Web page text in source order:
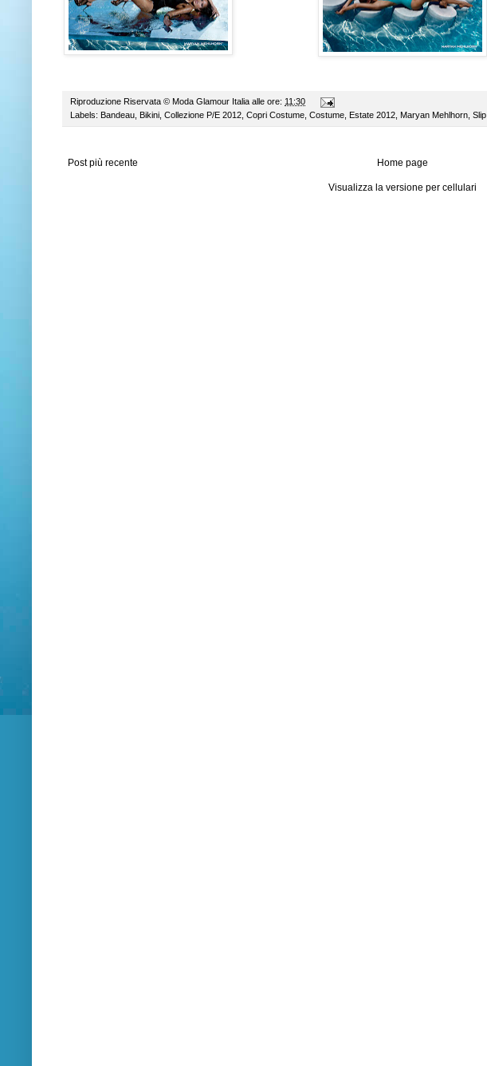
Riproduzione Riservata © Moda Glamour Italia alle ore: 11:30
Labels: Bandeau Bikini Collezione P/E 2012 Copri Costume Costume Estate 2012 Maryan Mehlhorn Slip
Post più recente Home page
Visualizza la versione per cellulari